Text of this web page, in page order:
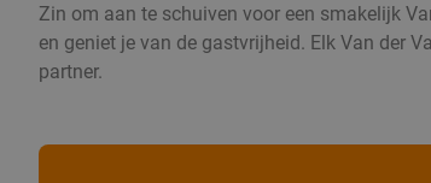
Zin om aan te schuiven voor een smakelijk
en geniet je van de gastvrijheid. Elk Van der
partner.